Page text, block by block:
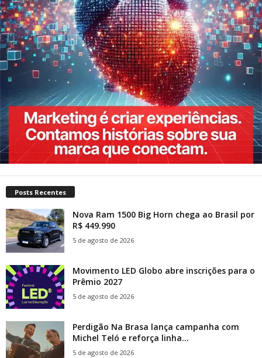
Posts Recentes
Nova Ram 1500 Big Horn chega ao Brasil por
R$ 449.990
5 de agosto de 2026
Movimento LED Globo abre inscrições para o
Prêmio 2027
5 de agosto de 2026
Perdigão Na Brasa lança campanha com
Michel Teló e reforça linha...
5 de agosto de 2026